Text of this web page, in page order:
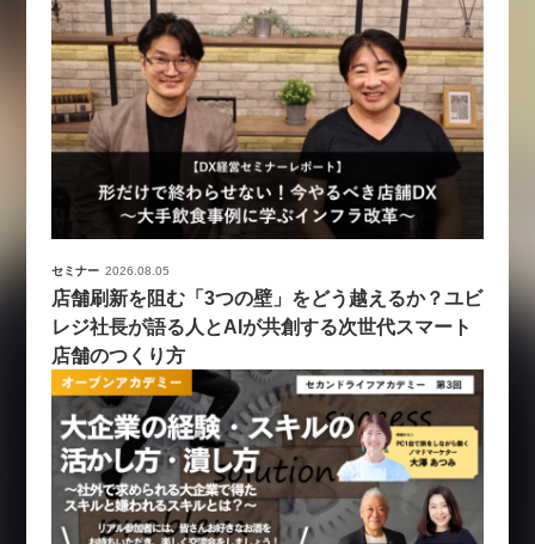
セミナー 2026.08.05
店舗刷新を阻む「3つの壁」をどう越えるか？ユビ
レジ社長が語る人とAIが共創する次世代スマート
店舗のつくり方